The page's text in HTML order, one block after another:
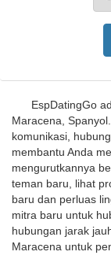
EspDatingGo
Maracena,
komunikasi,
membantu Anda
mengurutkannya
teman baru, lihat
baru dan perluas
mitra baru untuk
hubungan jarak
Maracena untuk